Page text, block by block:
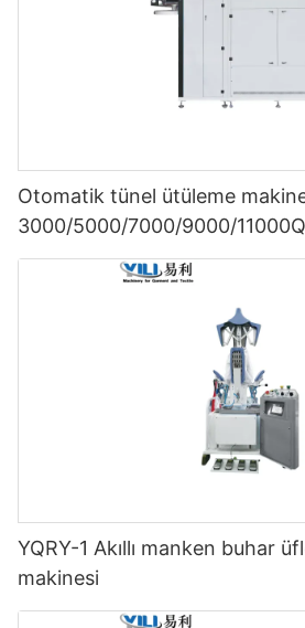
Otomatik tünel ütüleme
3000/5000/7000/9000/
YQRY-1 Akıllı manken buhar
makinesi